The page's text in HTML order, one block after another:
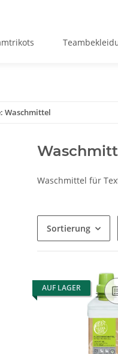
Waschmittel
Waschmittel für
Sortierung
AUF LAGER